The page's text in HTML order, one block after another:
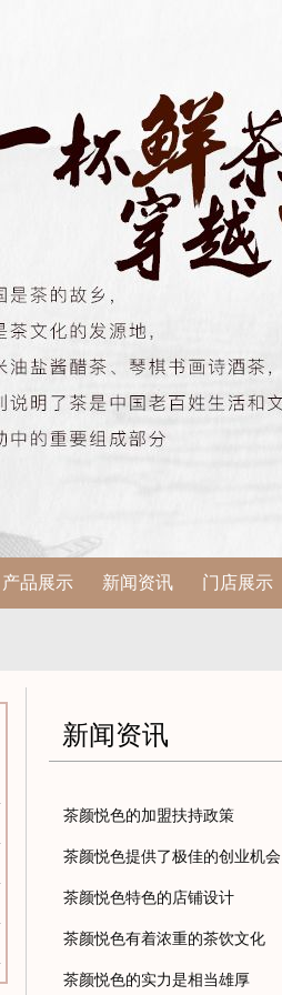
产品展示 新闻资讯 门店展示
新闻资讯
茶颜悦色的加盟扶持政策
茶颜悦色提供了极佳的创业机会
茶颜悦色特色的店铺设计
茶颜悦色有着浓重的茶饮文化
茶颜悦色的实力是相当雄厚